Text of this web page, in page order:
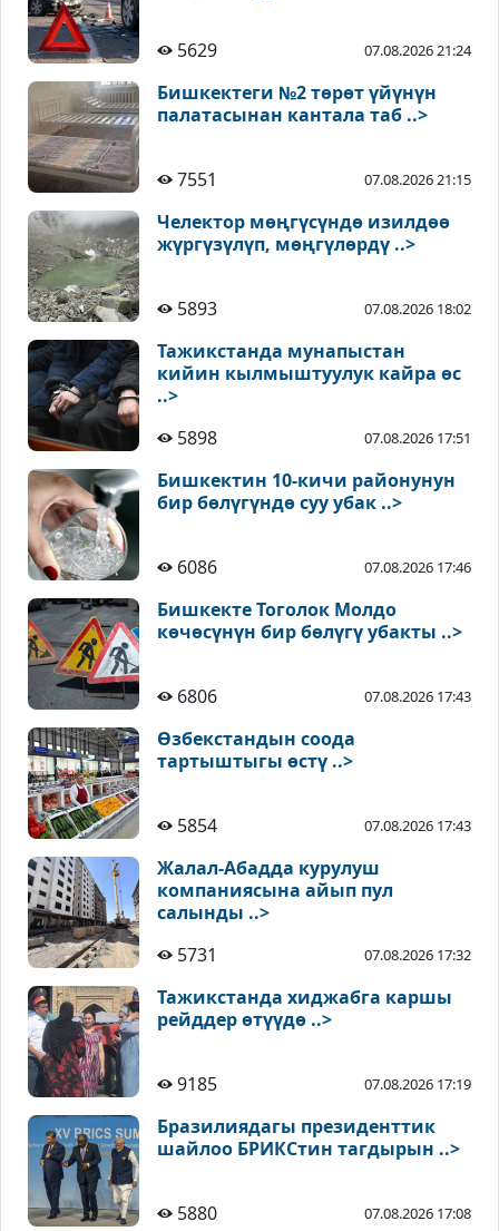
5629 07.08.2026 21:24
Бишкектеги №2 төрөт үйүнүн
палатасынан кантала таб ..>
7551 07.08.2026 21:15
Челектор мөңгүсүндө изилдөө
жүргүзүлүп, мөңгүлөрдү ..>
5893 07.08.2026 18:02
Тажикстанда мунапыстан
кийин кылмыштуулук кайра өс
..>
5898
07.08.2026 17:51
Бишкектин 10-кичи районунун
бир бөлүгүндө суу убак ..>
6086 07.08.2026 17:46
Бишкекте Тоголок Молдо
көчөсүнүн бир бөлүгү убакты ..>
6806 07.08.2026 17:43
Өзбекстандын соода
тартыштыгы өстү ..>
5854 07.08.2026 17:43
Жалал-Абадда курулуш
компаниясына айып пул
салынды ..>
5731
07.08.2026 17:32
Тажикстанда хиджабга каршы
рейддер өтүүдө ..>
9185 07.08.2026 17:19
Бразилиядагы президенттик
шайлоо БРИКСтин тагдырын ..>
5880 07.08.2026 17:08